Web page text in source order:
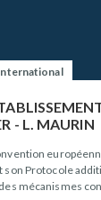
- L. MAURIN
son Protocole
mécanismes